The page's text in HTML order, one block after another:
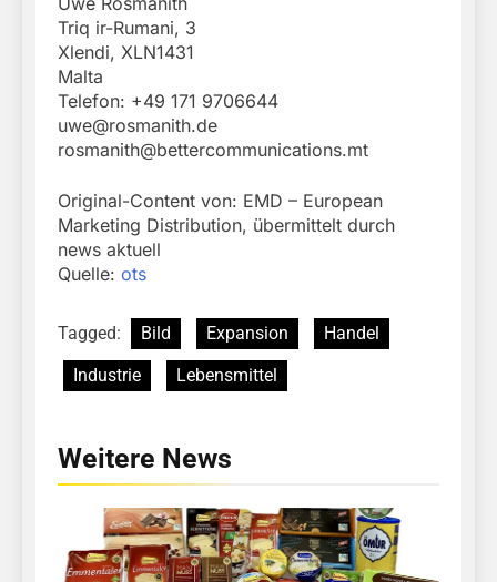
Triq ir-Rumani, 3
Xlendi, XLN1431
Malta
Telefon: +49 171 9706644
uwe@rosmanith.de
rosmanith@bettercommunications.mt
Original-Content von: EMD – European
Marketing Distribution, übermittelt durch
news aktuell
Quelle: ots
Tagged: Bild Expansion
Handel
Industrie
Lebensmittel
Weitere News